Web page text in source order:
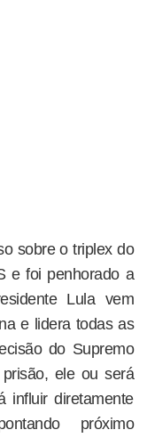
sobre o triplex do
e foi penhorado a
Lula vem
e lidera todas as
do Supremo
ele ou será
influir diretamente
próximo